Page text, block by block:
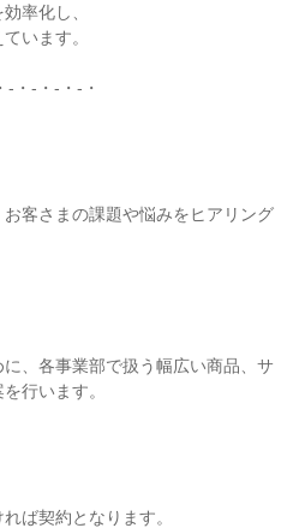
率化し、
います。
-・-・-・-・
客さまの課題や悩みをヒアリング
、各事業部で扱う幅広い商品、サ
行います。
ば契約となります。